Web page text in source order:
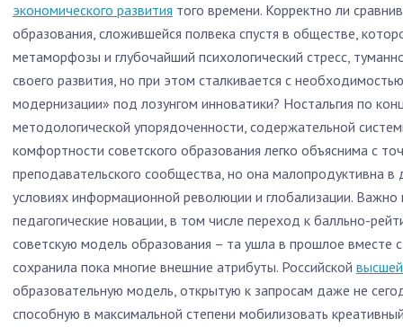
экономического развития того времени. Корректно ли
образования, сложившейся полвека спустя в обществе,
метаморфозы и глубочайший психологический стресс,
своего развития, но при этом сталкивается с
модернизации» под лозунгом инноватики? Ностальгия по
методологической упорядоченности, содержательной
комфортности советского образования легко объяснима с
преподавательского сообщества, но она малопродуктивна
условиях информационной революции и глобализации.
педагогические новации, в том числе переход к балльно-
советскую модель образования – та ушла в прошлое вместе
сохранила пока многие внешние атрибуты. Российской
образовательную модель, открытую к запросам даже не
способную в максимальной степени мобилизовать